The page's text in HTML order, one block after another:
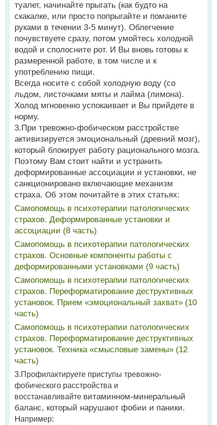
туалет, начинайте прыгать (как будто на
скакалке, или просто попрыгайте и поманите
руками в течении 3-5 минут). Облегчение
почувствуете сразу, потом умойтесь холодной
водой и сполосните рот. И Вы вновь готовы к
размеренной работе, в том числе и к
употреблению пищи.
Всегда носите с собой холодную воду (со
льдом, листочками мяты и лайма (лимона).
Холод мгновенно успокаивает и Вы прийдете в
норму.
3.При тревожно-фобическом расстройстве
активизируется эмоциональный (древний мозг),
который блокирует работу рационального мозга.
Поэтому Вам стоит найти и устранить
деформированные ассоциации и установки, не
санкционировано включающие механизм
страха. Об этом почитайте в этих статьях:
Самопомощь в психотерапии патологических
страхов. Деформированные установки и
ассоциации (8 часть)
Самопомощь в психотерапии патологических
страхов. Основные компоненты работы с
деформированными установками (9 часть)
Самопомощь в психотерапии патологических
страхов. Переформатирование деструктивных
установок. Прием «эмоциональный захват» (10
часть)
Самопомощь в психотерапии патологических
страхов. Переформатирование деструктивных
установок. Техника «смысловые замены» (12
часть)
3.Профилактируете приступы тревожно-
фобического расстройства и
восстанавливайте витаминном-минеральный
баланс, который нарушают фобии и паники.
Например: